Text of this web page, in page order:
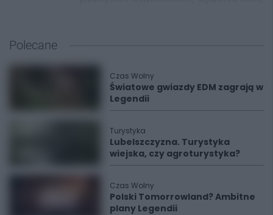
Polecane
Czas Wolny
Światowe gwiazdy EDM zagrają w
Legendii
Turystyka
Lubelszczyzna. Turystyka
wiejska, czy agroturystyka?
Czas Wolny
Polski Tomorrowland? Ambitne
plany Legendii